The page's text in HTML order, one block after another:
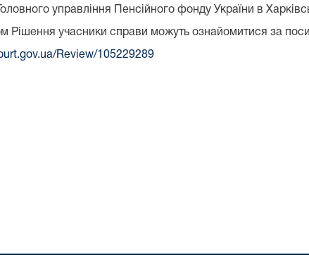
управління Пенсійного фонду України в
Рішення учасники справи можуть ознайомитися за
Review/105229289